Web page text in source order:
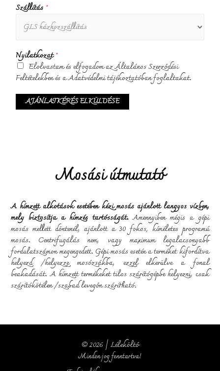
Szállítás *
Nyilatkozat*
Elolvastam és elfogadom az Általános Szerződési
Feltételekben és a Adatvédelmi tájékoztatóban foglaltakat.
AJÁNLATKÉRÉS ELKÜLDÉSE
Mosási útmutató
A hímzett alkotások esetében kézi mosás ajánlott langyos vízben,
mely biztosítja a hímzés tartósságát.Amennyiben mégis a gépi
mosás mellett döntenél, ajánlott a 30 fokos, kíméletes programú
mosás. Centrifugálás nem, vagy maximum legalacsonyabb
fordulatszámon megengedett. Gépi mosás esetén a terméket kifordítva
helyezd /helyezze mosózsákba, ezzel elkerülve a fonal
beakadását. A hímzett termékeket tilos szárítógépbe helyezni, csak
szárítókötélen /szabad levegőn szárítható.
© 2026 | Léleköltő
Minden jog fenntartva!